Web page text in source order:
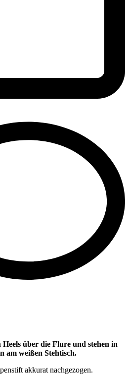
über die Flure und stehen in
am weißen Stehtisch.
akkurat nachgezogen.